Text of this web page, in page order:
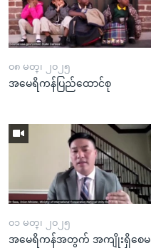
၀၈ မတ္၊ ၂၀၂၅
အမေရိကန်ပြည်ထောင်စု
၀၁ မတ္၊ ၂၀၂၅
အမေရိကန်အတွက် အကျိုးရှိစေမ